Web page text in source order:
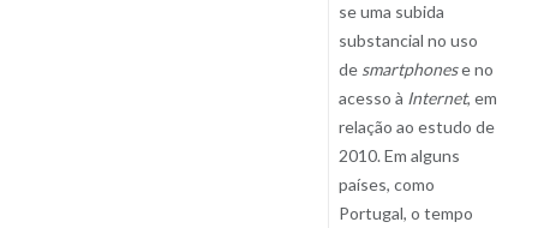
se uma subida
substancial no uso
de smartphonese no
acesso à Internet, em
relação ao estudo de
2010. Em alguns
países, como
Portugal, o tempo